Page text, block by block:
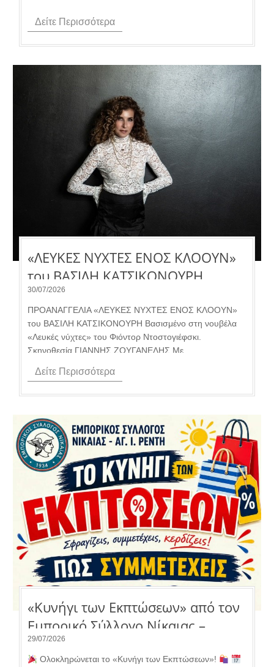
Δείτε Περισσότερα
«ΛΕΥΚΕΣ ΝΥΧΤΕΣ ΕΝΟΣ ΚΛΟΟΥΝ»
του ΒΑΣΙΛΗ ΚΑΤΣΙΚΟΝΟΥΡΗ.
30/07/2026
ΠΡΟΑΝΑΓΓΕΛΙΑ «ΛΕΥΚΕΣ ΝΥΧΤΕΣ ΕΝΟΣ ΚΛΟΟΥΝ»
του ΒΑΣΙΛΗ ΚΑΤΣΙΚΟΝΟΥΡΗ Βασισμένο στη νουβέλα
«Λευκές νύχτες» του Φιόντορ Ντοστογιέφσκι.
Σκηνοθεσία ΓΙΑΝΝΗΣ ΖΟΥΓΑΝΕΛΗΣ Με...
Δείτε Περισσότερα
«Κυνήγι των Εκπτώσεων» από τον
Εμπορικό Σύλλογο Νίκαιας –
Αγ.Ι.Ρέντη.
29/07/2026
Ολοκληρώνεται το «Κυνήγι των Εκπτώσεων»!